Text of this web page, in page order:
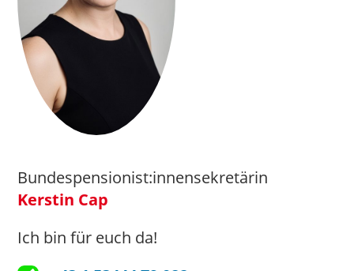
Bundespensionist:innensekretärin
Kerstin Cap
Ich bin für euch da!